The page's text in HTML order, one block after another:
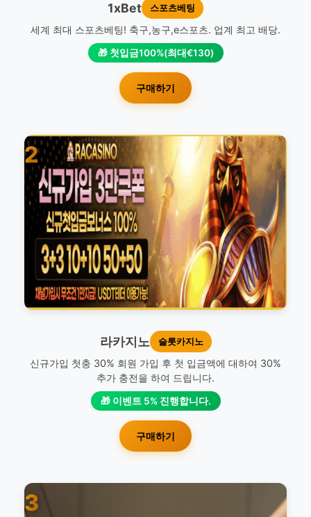
1xBet 스포츠베팅
세계 최대 스포츠베팅! 축구,농구,e스포츠. 업계 최고 배당.
🎁 첫입금100%(최대€130)
구매하기
2
라카지노 슬롯카지노
신규가입 첫충 30% 회원 가입 후 첫 입금액에 대하여 30%
추가 충전을 하여 드립니다.
🎁 이벤트 5% 진행합니다.
구매하기
3